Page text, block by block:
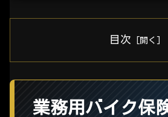
目次
業務用バイク保